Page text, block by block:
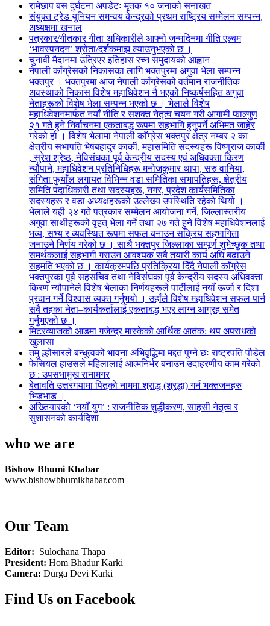
रामेछाप बस दुर्घटना अपडेटः मृतक १० जनाको सनाखत
संयुक्त ट्रेड युनियन समन्वय केन्द्रको प्रथम राष्ट्रिय सम्मेलन सम्पन्न,
अध्यक्षमा खनाल
पत्रकार/गीतकार गीता अधिकारीले आफ्नो जन्मदिनमा गीति एल्बम
‘भावस्पनदन’ श्रोता/दर्शकमाझ ल्याउनुभएको छ ।
चुनावी मैदानमा उत्रिएर इतिहास रच्न समुदायको आह्वान
नेपाली काँग्रेसको निकासका लागि भक्तपुरमा अगुवा भेला सम्पन्न
भक्तपुर । भक्तपुरमा आज नेपाली काँग्रेसको वर्तमान राजनीतिक
अवस्थाको निकास विशेष महाधिवेशन नै भएको निष्कर्षसहित अगुवा
नेताहरूको विशेष भेला सम्पन्न भएको छ । भेलाले विशेष
महाधिवेशनमार्फत नयाँ नीति र सशक्त नेतृत्व चयन गरी आगामी फाल्गुण
२१ गते हुने निर्वाचनमा एकताबद्ध रूपमा सहभागि हुनुपर्ने अभिमत जाहेर
गरेको हो । विशेष भेलामा नेपाली काँग्रेस भक्तपुर क्षेत्र नम्बर २ का
क्षेत्रीय सभापति भेषबहादुर कार्की, महासमिति सदस्यहरू विष्णुराज कार्की
, सुरेश श्रेष्ठ, नेविसंघका पूर्व केन्द्रीय सदस्य एवं अधिवक्ता किरण
न्यौपाने, महाधिवेशन प्रतिनिधिहरू मनोजकुमार थापा, सरु वानिया,
संगिता फुयाँल लगायत विभिन्न वडा समितिका सभापतिहरू, क्षेत्रीय
समिति पदाधिकारी तथा सदस्यहरू, नगर, प्रदेश कार्यसमितिका
सदस्यहरू र वडा अध्यक्षहरूको उल्लेख्य उपस्थिति रहेको थियो ।
भेलाले यही २४ गते पत्रकार सम्मेलन आयोजना गर्ने, जिल्लास्तरीय
अगुवा साथीहरूको वृहत् भेला गर्ने तथा २७ गते हुने विशेष महाधिवेशनलाई
भव्य, सभ्य र व्यवस्थित रूपमा सफल बनाउन सक्रिय सहभागिता
जनाउने निर्णय गरेको छ । साथै भक्तपुर जिल्लाका सम्पूर्ण शुभेच्छुक तथा
समर्थकलाई सहभागी गराउन आवश्यक सबै तयारी कार्य अघि बढाउने
सहमति भएको छ । कार्यक्रमपछि प्रतिक्रिया दिँदै नेपाली काँग्रेस
भक्तपुरका पूर्व सहसचिव तथा नेविसंघका पूर्व केन्द्रीय सदस्य अधिवक्ता
किरण न्यौपानेले विशेष भेलाका निर्णयहरूले पार्टीलाई नयाँ ऊर्जा र दिशा
प्रदान गर्ने विश्वास व्यक्त गर्नुभयो । उहाँले विशेष महाधिवेशन सफल पार्न
सबै तहका नेता–कार्यकर्तालाई एकताबद्ध भएर लाग्न आग्रह समेत
गर्नुभएको छ ।
मिटरव्याजको आडमा गजेन्द्र मास्केको आर्थिक आतंक: थप अपराधको
खुलासा
तमु ल्होसारले बन्धुत्वको भावना अभिवृद्धिमा मद्दत पुग्ने छः राष्ट्रपति पौडेल
फेसियल हाउसले महिलालाई आत्मनिर्भर बनाउन उदाहरणीय काम गरेको
छ : उपसभामुख रानामगर
बेतावति उत्तरगयामा पितृकाे नाममा श्राद्ध (श्रद्धा) गर्न भक्तजनहरु
भिडभाड ।
अख्तियारको ‘नयाँ युग’ : राजनीतिक शुद्धीकरण, साहसी नेतृत्व र
सुशासनको कार्यदिशा
who we are
Bishow Bhumi Khabar
www.bishowbhumikhabar.com
Our Team
Editor: Sulochana Thapa
President: Hom Bhadur Karki
Camera: Durga Devi Karki
Find Us on Facebook